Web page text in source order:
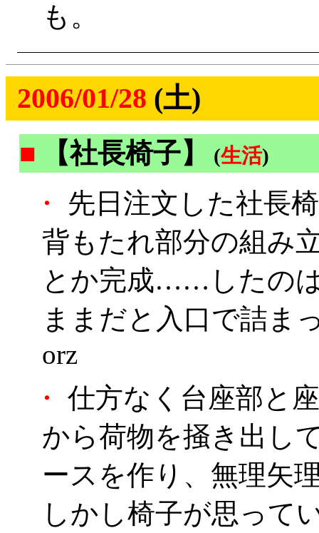
も。
2006/01/28 (土)
■ 【社長椅子】 (生活)
・
先日注文した社長
背もたれ部分の組み
とか完成……したの
ままだと入口で詰ま
orz
・
仕方なく台座部と
から荷物を掻き出し
ースを作り、無理矢
しかし椅子が思って